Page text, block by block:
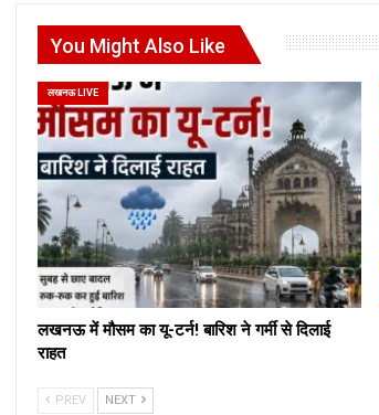
You Might Also Like
लखनऊ LIVE
लखनऊ में मौसम का यू-टर्न! बारिश ने गर्मी से दिलाई
राहत
PREV NEXT